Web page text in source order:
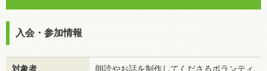
入会・参加情報
対象者 朗読やお話を制作してくださるボランティ